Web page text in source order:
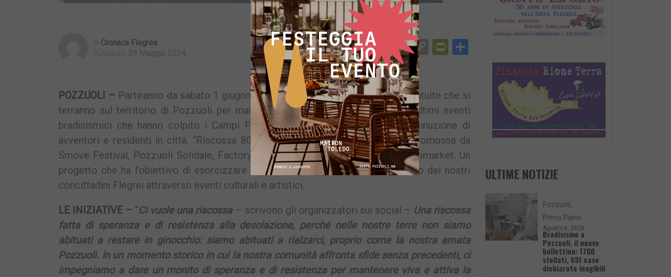
Cronaca Flegrea
29 Maggio 2024 Facebook
Messenger
WhatsApp
TelegramEmailCopyPrintFriendly
POZZUOLI – Partiranno da sabato 1 giugno una serie di eventi e performance gratuite che si
terranno sul territorio di Pozzuoli per mantenere viva la città, in seguito agli ultimi eventi
bradisismici che hanno colpito i Campi Flegrei e portato ad una drastica diminuzione di
avventori e residenti in città. “Riscossa 80078”, questo il nome dell’iniziativa promossa da
Smove Festival, Pozzuoli Solidale, Factory, Fuco Fucina Contemporanea e Astromarket. Un
progetto che ha l’obiettivo di esorcizzare la paura e alleggerire lo stato d’animo dei nostri
concittadini Flegrei attraverso eventi culturali e artistici.
LE INIZIATIVE – “Ci vuole una riscossa– scrivono gli organizzatori sui social – Una riscossa
fatta di speranza e di resistenza alla desolazione, perché nelle nostre terre non siamo
abituati a restare in ginocchio: siamo abituati a rialzarci, proprio come la nostra amata
Pozzuoli. In un momento storico in cui la nostra comunità affronta sfide senza precedenti, ci
impegniamo a dare un monito di speranza e di resistenza per mantenere viva e attiva la
ULTIME NOTIZIE
Pozzuoli
Primo Piano
Agosto 6, 2026
Bradisismo a
Pozzuoli, il nuovo
bollettino: 1700
sfollati, 691 case
dichiarate inagibili